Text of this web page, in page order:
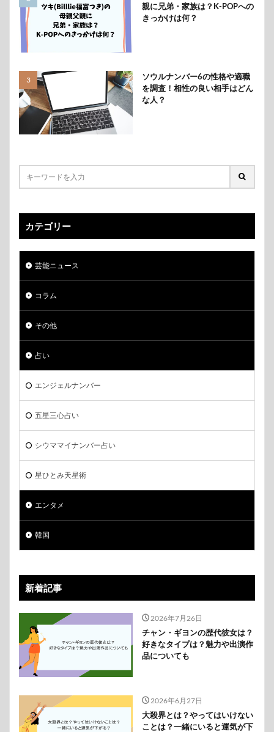
親に兄弟・家族は？K-POPへの
きっかけは何？
ソウルナンバー6の性格や適職
を調査！相性の良い相手はどん
な人？
カテゴリー
芸能ニュース
コラム
その他
占い
エンジェルナンバー
五星三心占い
シウママイナンバー占い
星ひとみ天星術
エンタメ
韓国
新着記事
2026年7月26日
チャン・ギヨンの歴代彼女は？
好きなタイプは？魅力や出演作
品についても
2026年6月27日
大殺界とは？やってはいけない
ことは？一緒にいると運気が下